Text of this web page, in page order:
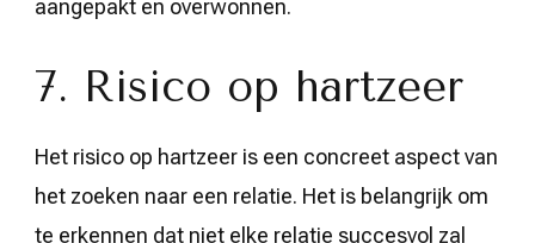
aangepakt en overwonnen.
7. Risico op hartzeer
Het risico op hartzeer is een concreet aspect van
het zoeken naar een relatie. Het is belangrijk om
te erkennen dat niet elke relatie succesvol zal